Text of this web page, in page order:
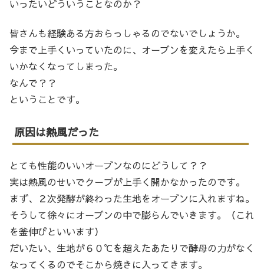
いったいどういうことなのか？
皆さんも経験ある方おらっしゃるのでないでしょうか。
今まで上手くいっていたのに、オーブンを変えたら上手く
いかなくなってしまった。
なんで？？
ということです。
原因は熱風だった
とても性能のいいオーブンなのにどうして？？
実は熱風のせいでクープが上手く開かなかったのです。
まず、２次発酵が終わった生地をオーブンに入れますね。
そうして徐々にオーブンの中で膨らんでいきます。（これ
を釜伸びといいます）
だいたい、生地が６０℃を超えたあたりで酵母の力がなく
なってくるのでそこから焼きに入ってきます。